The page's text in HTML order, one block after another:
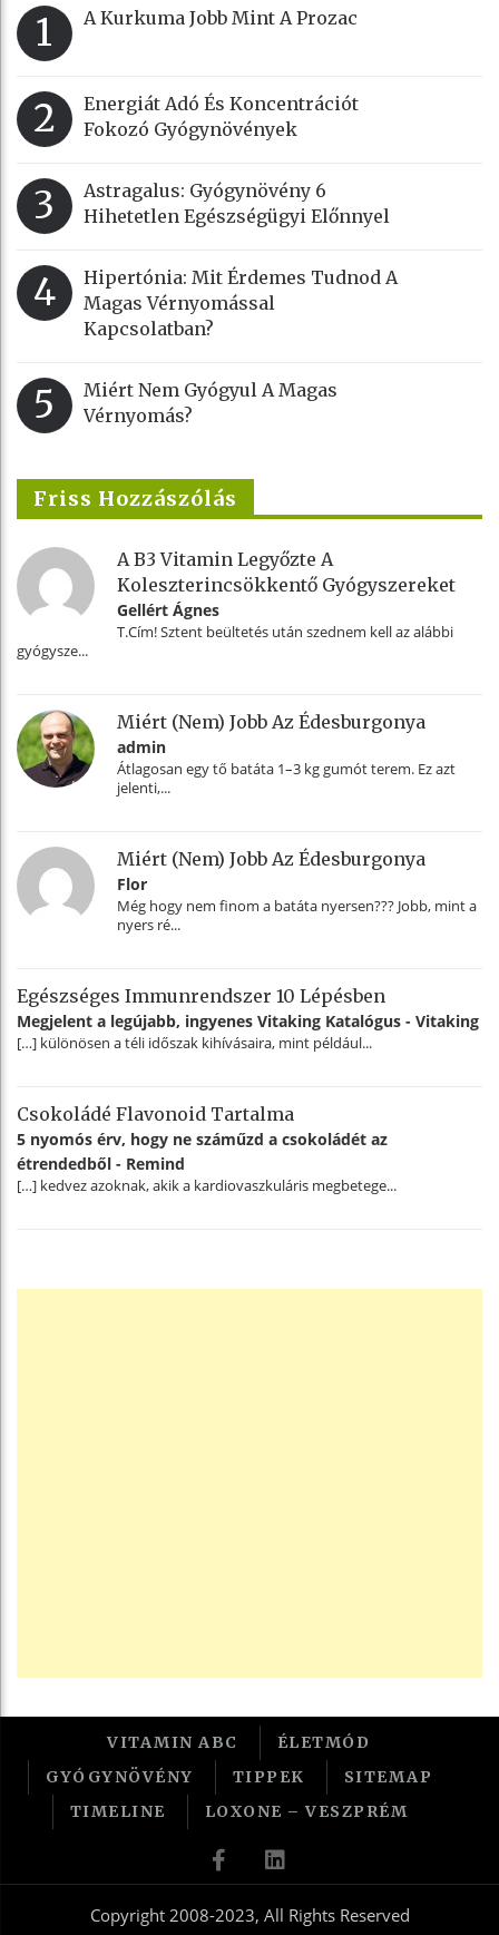
1 A Kurkuma Jobb Mint A Prozac
2
Energiát Adó És Koncentrációt
Fokozó Gyógynövények
3
Astragalus: Gyógynövény 6
Hihetetlen Egészségügyi Előnnyel
4
Hipertónia: Mit Érdemes Tudnod A
Magas Vérnyomással
Kapcsolatban?
5
Miért Nem Gyógyul A Magas
Vérnyomás?
Friss Hozzászólás
A B3 Vitamin Legyőzte A
Koleszterincsökkentő Gyógyszereket
Gellért Ágnes
T.Cím! Sztent beültetés után szednem kell az alábbi
gyógysze...
Miért (nem) Jobb Az Édesburgonya
admin
Átlagosan egy tő batáta 1–3 kg gumót terem. Ez azt
jelenti,...
Miért (nem) Jobb Az Édesburgonya
Flor
Még hogy nem finom a batáta nyersen??? Jobb, mint a
nyers ré...
Egészséges Immunrendszer 10 Lépésben
Megjelent a legújabb, ingyenes Vitaking Katalógus - Vitaking
[…] különösen a téli időszak kihívásaira, mint például...
Csokoládé Flavonoid Tartalma
5 nyomós érv, hogy ne száműzd a csokoládét az
étrendedből - Remind
[…] kedvez azoknak, akik a kardiovaszkuláris megbetege...
VITAMIN ABC
ÉLETMÓD
GYÓGYNÖVÉNY
TIPPEK
SITEMAP
TIMELINE
LOXONE – VESZPRÉM
Copyright 2008-2023, All Rights Reserved